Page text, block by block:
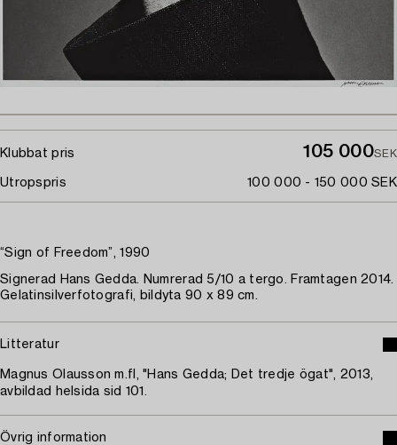
Klubbat pris 105 000SEK
Utropspris 100 000 - 150 000 SEK
“Sign of Freedom”, 1990
Signerad Hans Gedda. Numrerad 5/10 a tergo. Framtagen 2014.
Gelatinsilverfotografi, bildyta 90 x 89 cm.
Litteratur
Magnus Olausson m.fl, "Hans Gedda; Det tredje ögat", 2013,
avbildad helsida sid 101.
Övrig information